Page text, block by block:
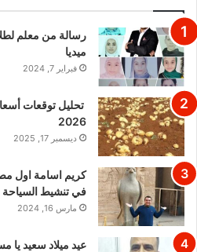
رسالة من معلم
ميديا
فبراير 7, 2024
تحليل توقعات
2026
ديسمبر 17, 2025
كريم اسامة اول
في تنشيط السياحة
مارس 16, 2024
عيد ميلاد سعيد يا